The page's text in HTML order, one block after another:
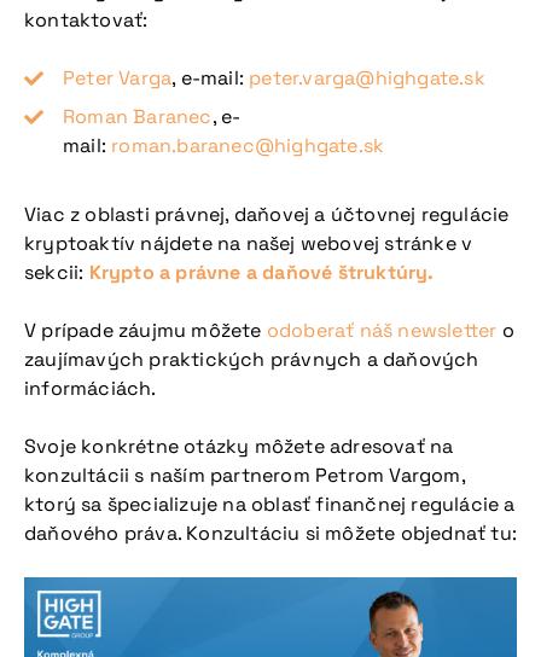
kontaktovať:
Peter Varga, e-mail: peter.varga@highgate.sk
Roman Baranec, e-
mail: roman.baranec@highgate.sk
Viac z oblasti právnej, daňovej a účtovnej regulácie
kryptoaktív nájdete na našej webovej stránke v
sekcii: Krypto a právne a daňové štruktúry.
V prípade záujmu môžete odoberať náš newsletter o
zaujímavých praktických právnych a daňových
informáciách.
Svoje konkrétne otázky môžete adresovať na
konzultácii s naším partnerom Petrom Vargom,
ktorý sa špecializuje na oblasť finančnej regulácie a
daňového práva. Konzultáciu si môžete objednať tu: